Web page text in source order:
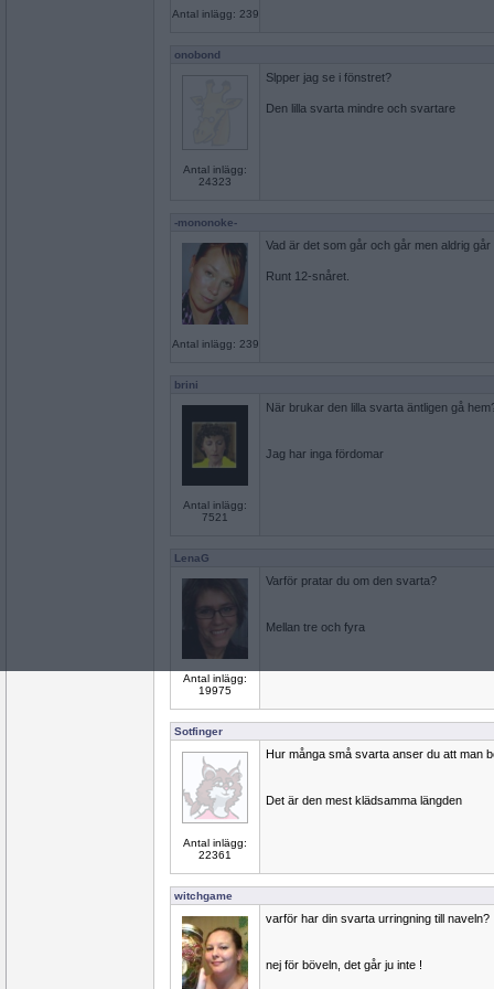
Antal inlägg: 239
onobond
Antal inlägg:
24323
Slpper jag se i fönstret?
Den lilla svarta mindre och svartare
-mononoke-
Antal inlägg: 239
Vad är det som går och går men aldrig går
Runt 12-snåret.
brini
Antal inlägg:
7521
När brukar den lilla svarta äntligen gå
Jag har inga fördomar
LenaG
Antal inlägg:
19975
Varför pratar du om den svarta?
Mellan tre och fyra
Sotfinger
Antal inlägg:
22361
Hur många små svarta anser du att man
Det är den mest klädsamma längden
witchgame
varför har din svarta urringning till naveln?
nej för böveln, det går ju inte !